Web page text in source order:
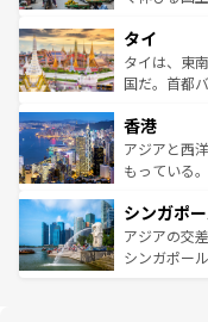
リティに包
覧を参照し
急速な発展
ーチミン市
醸し出して
とつ。フォ
ひ現地で味
が旅行者を
参照してほし
タイ
タイは、東
国だ。首都
の活気が交
帯で自然と
いビーチで
激する。気
が待ってい
た文化、そ
香港
アジアと西
もっている
み、どこを
ており、効
うな絶景か
シンガポ
アジアの交
シンガポー